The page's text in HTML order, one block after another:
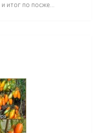
итог по посже...